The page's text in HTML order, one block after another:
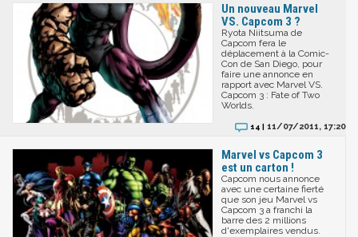
Un nouveau Marvel
VS. Capcom 3 ?
Ryota Niitsuma de
Capcom fera le
déplacement à la Comic-
Con de San Diego, pour
faire une annonce en
rapport avec Marvel VS.
Capcom 3 : Fate of Two
Worlds.
14 | 11/07/2011, 17:20
Marvel vs Capcom 3
est un carton !
Capcom nous annonce
avec une certaine fierté
que son jeu Marvel vs
Capcom 3 a franchi la
barre des 2 millions
d'exemplaires vendus.